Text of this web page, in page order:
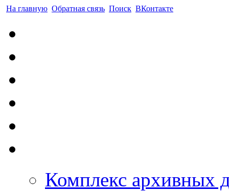
На главную Обратная связь Поиск ВКонтакте
Комплекс архивных